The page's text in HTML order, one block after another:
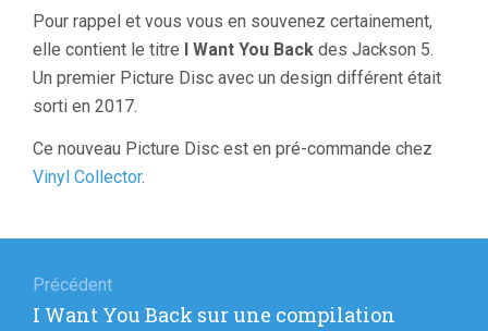
Pour rappel et vous vous en souvenez certainement,
elle contient le titre I Want You Back des Jackson 5.
Un premier Picture Disc avec un design différent était
sorti en 2017.
Ce nouveau Picture Disc est en pré-commande chez
Vinyl Collector.
dePrécédent
Article
I Want You Back sur une compilation